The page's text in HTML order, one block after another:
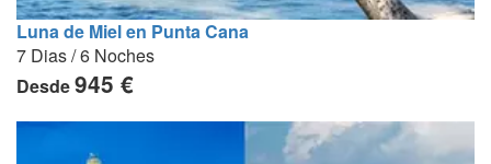
Luna de Miel en Punta Cana
7 Dias / 6 Noches
Desde945 €